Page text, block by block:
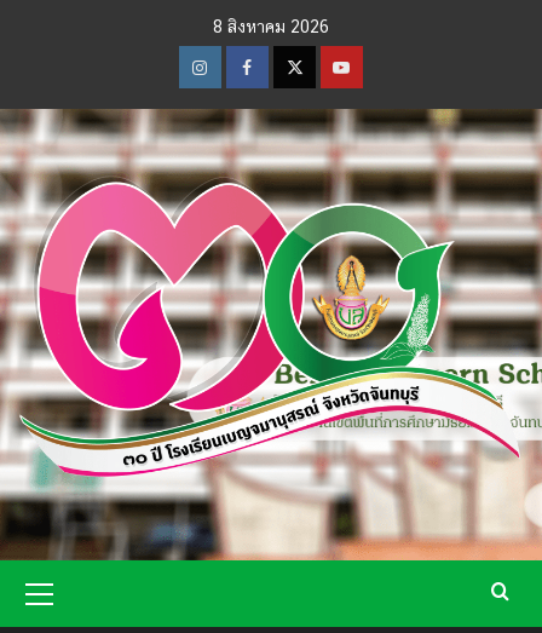
8 สิงหาคม 2026
InstagramFacebookTwitterYoutube
Menu